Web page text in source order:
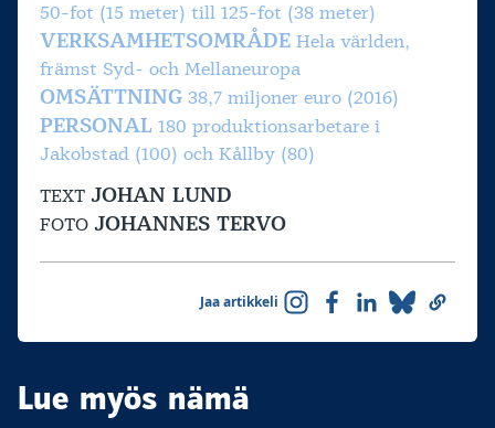
50-fot (15 meter) till 125-fot (38 meter)
VERKSAMHETSOMRÅDE Hela världen,
främst Syd- och Mellaneuropa
OMSÄTTNING 38,7 miljoner euro (2016)
PERSONAL 180 produktionsarbetare i
Jakobstad (100) och Kållby (80)
TEXT JOHAN LUND
FOTO JOHANNES TERVO
Jaa artikkeli
Lue myös nämä